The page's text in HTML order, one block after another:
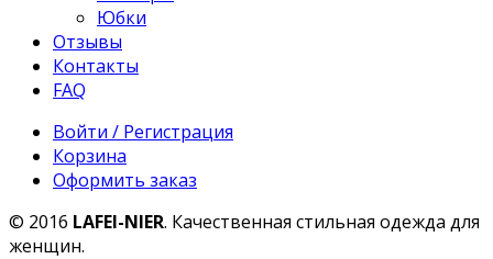
Юбки
Отзывы
Контакты
FAQ
Войти / Регистрация
Корзина
Оформить заказ
© 2016 LAFEI-NIER. Качественная стильная одежда для
женщин.